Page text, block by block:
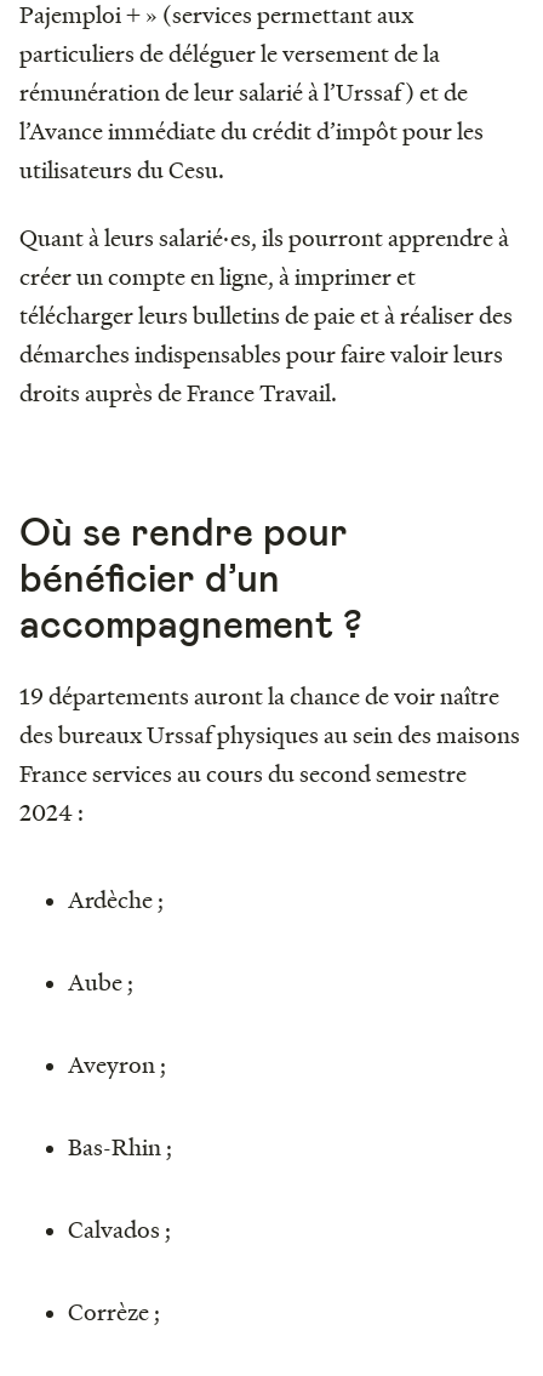
Pajemploi + » (services permettant aux
particuliers de déléguer le versement de la
rémunération de leur salarié à l’Urssaf) et de
l’Avance immédiate du crédit d’impôt pour les
utilisateurs du Cesu.
Quant à leurs salarié·es, ils pourront apprendre à
créer un compte en ligne, à imprimer et
télécharger leurs bulletins de paie et à réaliser des
démarches indispensables pour faire valoir leurs
droits auprès de France Travail.
Où se rendre pour
bénéficier d’un
accompagnement ?
19 départements auront la chance de voir naître
des bureaux Urssaf physiques au sein des maisons
France services au cours du second semestre
2024 :
Ardèche ;
Aube ;
Aveyron ;
Bas-Rhin ;
Calvados ;
Corrèze ;